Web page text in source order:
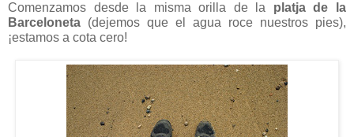
Comenzamos desde la misma orilla de la platja de la
Barceloneta (dejemos que el agua roce nuestros pies),
¡estamos a cota cero!